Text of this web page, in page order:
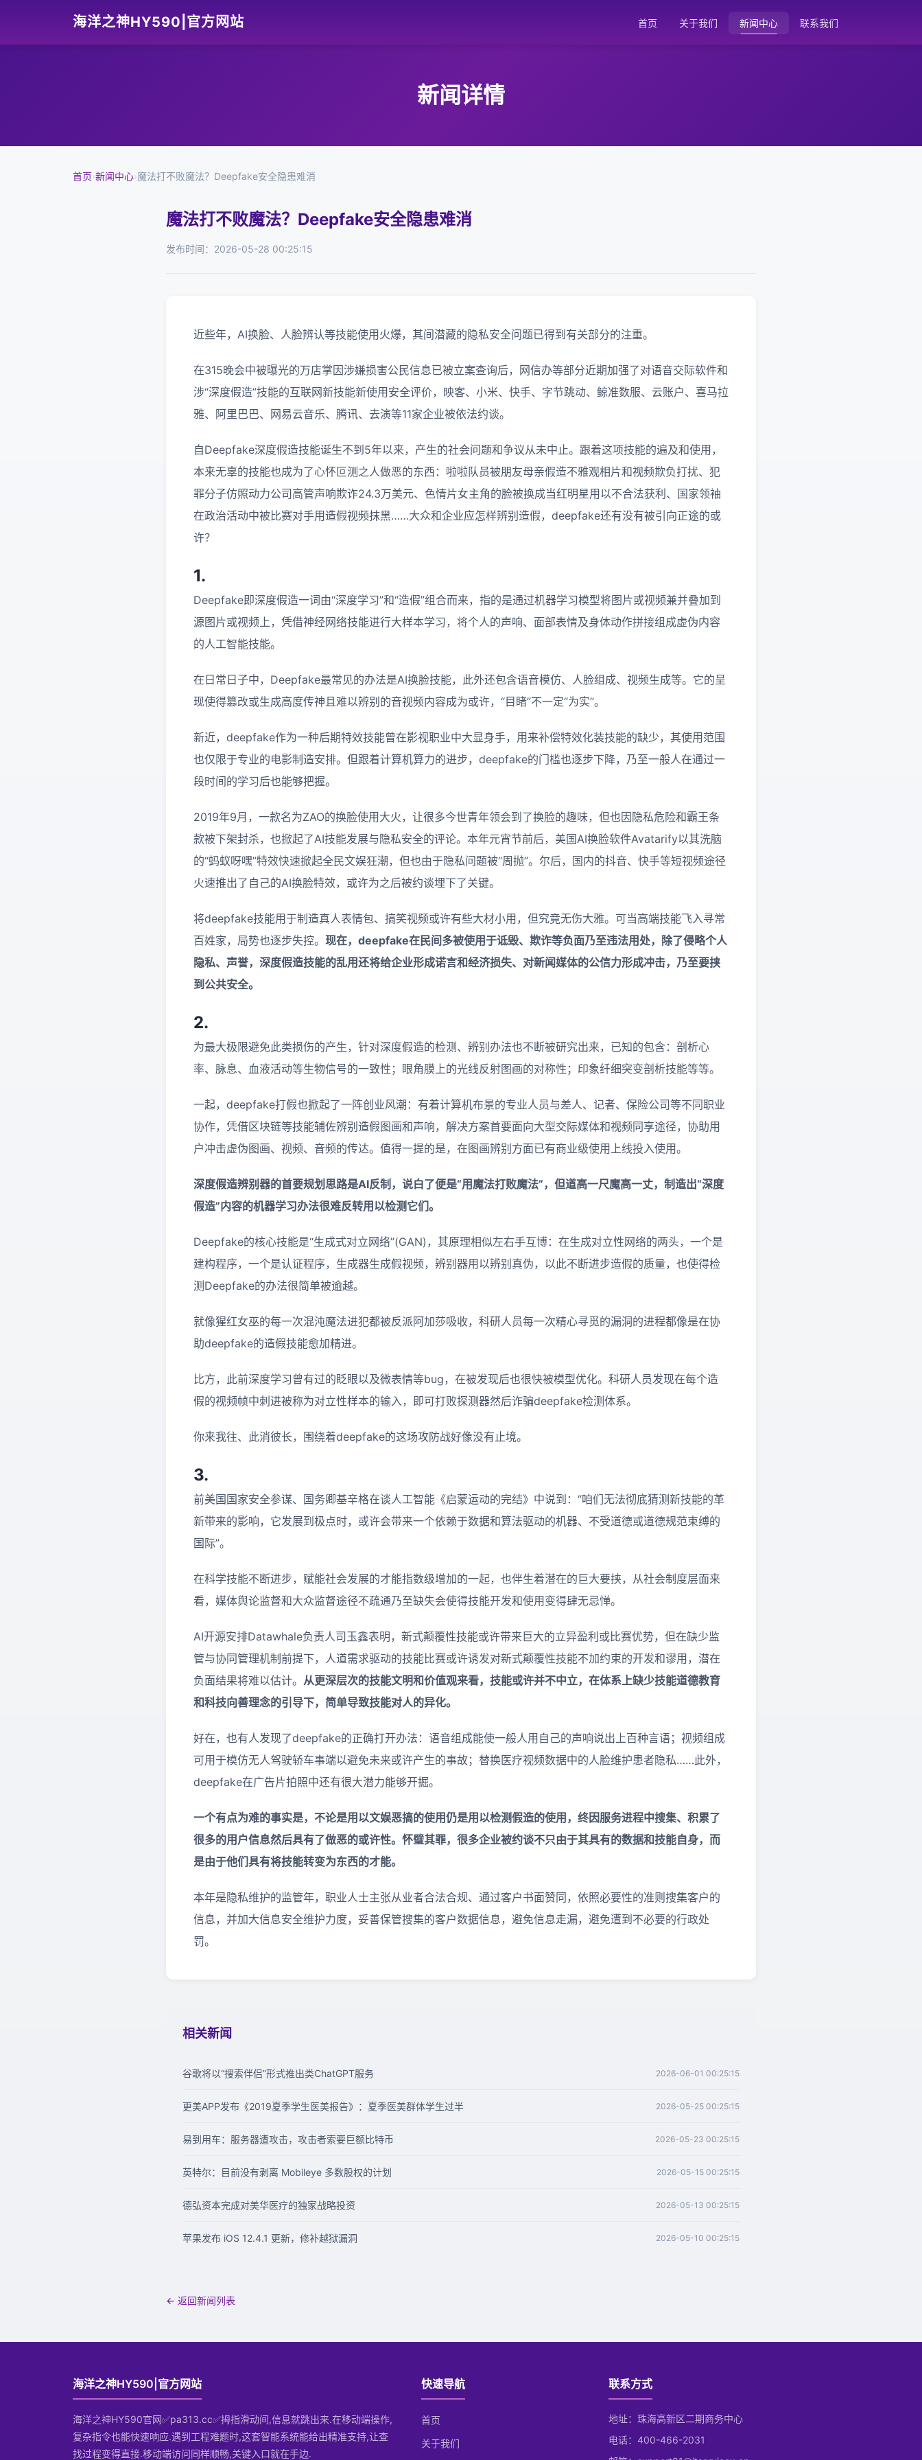
海洋之神HY590|官方网站 首页 关于我们 新闻中心 联系我们
新闻详情
首页›新闻中心›魔法打不败魔法？Deepfake安全隐患难消
魔法打不败魔法？Deepfake安全隐患难消
发布时间：2026-05-28 00:25:15
近些年，AI换脸、人脸辨认等技能使用火爆，其间潜藏的隐私安全问题已得到有关部分的注重。
在315晚会中被曝光的万店掌因涉嫌损害公民信息已被立案查询后，网信办等部分近期加强了对语音交际软件和
涉“深度假造”技能的互联网新技能新使用安全评价，映客、小米、快手、字节跳动、鲸准数服、云账户、喜马拉
雅、阿里巴巴、网易云音乐、腾讯、去演等11家企业被依法约谈。
自Deepfake深度假造技能诞生不到5年以来，产生的社会问题和争议从未中止。跟着这项技能的遍及和使用，
本来无辜的技能也成为了心怀叵测之人做恶的东西：啦啦队员被朋友母亲假造不雅观相片和视频欺负打扰、犯
罪分子仿照动力公司高管声响欺诈24.3万美元、色情片女主角的脸被换成当红明星用以不合法获利、国家领袖
在政治活动中被比赛对手用造假视频抹黑……大众和企业应怎样辨别造假，deepfake还有没有被引向正途的或
许？
1.
Deepfake即深度假造一词由“深度学习”和“造假”组合而来，指的是通过机器学习模型将图片或视频兼并叠加到
源图片或视频上，凭借神经网络技能进行大样本学习，将个人的声响、面部表情及身体动作拼接组成虚伪内容
的人工智能技能。
在日常日子中，Deepfake最常见的办法是AI换脸技能，此外还包含语音模仿、人脸组成、视频生成等。它的呈
现使得篡改或生成高度传神且难以辨别的音视频内容成为或许，“目睹”不一定“为实”。
新近，deepfake作为一种后期特效技能曾在影视职业中大显身手，用来补偿特效化装技能的缺少，其使用范围
也仅限于专业的电影制造安排。但跟着计算机算力的进步，deepfake的门槛也逐步下降，乃至一般人在通过一
段时间的学习后也能够把握。
2019年9月，一款名为ZAO的换脸使用大火，让很多今世青年领会到了换脸的趣味，但也因隐私危险和霸王条
款被下架封杀，也掀起了AI技能发展与隐私安全的评论。本年元宵节前后，美国AI换脸软件Avatarify以其洗脑
的“蚂蚁呀嘿”特效快速掀起全民文娱狂潮，但也由于隐私问题被“周抛”。尔后，国内的抖音、快手等短视频途径
火速推出了自己的AI换脸特效，或许为之后被约谈埋下了关键。
将deepfake技能用于制造真人表情包、搞笑视频或许有些大材小用，但究竟无伤大雅。可当高端技能飞入寻常
百姓家，局势也逐步失控。 现在，deepfake在民间多被使用于诋毁、欺诈等负面乃至违法用处，除了侵略个人
隐私、声誉，深度假造技能的乱用还将给企业形成诺言和经济损失、对新闻媒体的公信力形成冲击，乃至要挟
到公共安全。
2.
为最大极限避免此类损伤的产生，针对深度假造的检测、辨别办法也不断被研究出来，已知的包含：剖析心
率、脉息、血液活动等生物信号的一致性；眼角膜上的光线反射图画的对称性；印象纤细突变剖析技能等等。
一起，deepfake打假也掀起了一阵创业风潮：有着计算机布景的专业人员与差人、记者、保险公司等不同职业
协作，凭借区块链等技能辅佐辨别造假图画和声响，解决方案首要面向大型交际媒体和视频同享途径，协助用
户冲击虚伪图画、视频、音频的传达。值得一提的是，在图画辨别方面已有商业级使用上线投入使用。
深度假造辨别器的首要规划思路是AI反制，说白了便是“用魔法打败魔法”，但道高一尺魔高一丈，制造出“深度
假造”内容的机器学习办法很难反转用以检测它们。
Deepfake的核心技能是“生成式对立网络”(GAN)，其原理相似左右手互博：在生成对立性网络的两头，一个是
建构程序，一个是认证程序，生成器生成假视频，辨别器用以辨别真伪，以此不断进步造假的质量，也使得检
测Deepfake的办法很简单被逾越。
就像猩红女巫的每一次混沌魔法进犯都被反派阿加莎吸收，科研人员每一次精心寻觅的漏洞的进程都像是在协
助deepfake的造假技能愈加精进。
比方，此前深度学习曾有过的眨眼以及微表情等bug，在被发现后也很快被模型优化。科研人员发现在每个造
假的视频帧中刺进被称为对立性样本的输入，即可打败探测器然后诈骗deepfake检测体系。
你来我往、此消彼长，围绕着deepfake的这场攻防战好像没有止境。
3.
前美国国家安全参谋、国务卿基辛格在谈人工智能《启蒙运动的完结》中说到：“咱们无法彻底猜测新技能的革
新带来的影响，它发展到极点时，或许会带来一个依赖于数据和算法驱动的机器、不受道德或道德规范束缚的
国际”。
在科学技能不断进步，赋能社会发展的才能指数级增加的一起，也伴生着潜在的巨大要挟，从社会制度层面来
看，媒体舆论监督和大众监督途径不疏通乃至缺失会使得技能开发和使用变得肆无忌惮。
AI开源安排Datawhale负责人司玉鑫表明，新式颠覆性技能或许带来巨大的立异盈利或比赛优势，但在缺少监
管与协同管理机制前提下，人道需求驱动的技能比赛或许诱发对新式颠覆性技能不加约束的开发和谬用，潜在
负面结果将难以估计。 从更深层次的技能文明和价值观来看，技能或许并不中立，在体系上缺少技能道德教育
和科技向善理念的引导下，简单导致技能对人的异化。
好在，也有人发现了deepfake的正确打开办法：语音组成能使一般人用自己的声响说出上百种言语；视频组成
可用于模仿无人驾驶轿车事端以避免未来或许产生的事故；替换医疗视频数据中的人脸维护患者隐私……此外，
deepfake在广告片拍照中还有很大潜力能够开掘。
一个有点为难的事实是，不论是用以文娱恶搞的使用仍是用以检测假造的使用，终因服务进程中搜集、积累了
很多的用户信息然后具有了做恶的或许性。怀璧其罪，很多企业被约谈不只由于其具有的数据和技能自身，而
是由于他们具有将技能转变为东西的才能。
本年是隐私维护的监管年，职业人士主张从业者合法合规、通过客户书面赞同，依照必要性的准则搜集客户的
信息，并加大信息安全维护力度，妥善保管搜集的客户数据信息，避免信息走漏，避免遭到不必要的行政处
罚。
相关新闻
谷歌将以“搜索伴侣”形式推出类ChatGPT服务 2026-06-01 00:25:15
更美APP发布《2019夏季学生医美报告》：夏季医美群体学生过半 2026-05-25 00:25:15
易到用车：服务器遭攻击，攻击者索要巨额比特币 2026-05-23 00:25:15
英特尔：目前没有剥离 Mobileye 多数股权的计划 2026-05-15 00:25:15
德弘资本完成对美华医疗的独家战略投资 2026-05-13 00:25:15
苹果发布 iOS 12.4.1 更新，修补越狱漏洞 2026-05-10 00:25:15
← 返回新闻列表
海洋之神HY590|官方网站
海洋之神HY590官网✅pa313.cc✅拇指滑动间,信息就跳出来.在移动端操作,
复杂指令也能快速响应.遇到工程难题时,这套智能系统能给出精准支持,让查
找过程变得直接.移动端访问同样顺畅,关键入口就在手边.
快速导航
首页
关于我们
联系方式
地址：珠海高新区二期商务中心
电话：400-466-2031